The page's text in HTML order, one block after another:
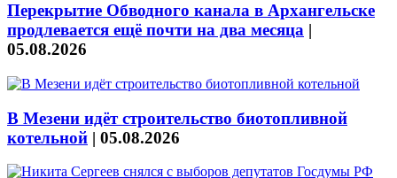
Перекрытие Обводного канала в Архангельске
продлевается ещё почти на два месяца |
05.08.2026
В Мезени идёт строительство биотопливной
котельной | 05.08.2026